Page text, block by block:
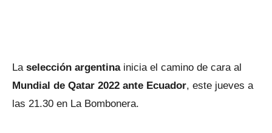
La selección argentinainicia el camino de cara al
Mundial de Qatar 2022 ante Ecuador, este jueves a
las 21.30 en La Bombonera.